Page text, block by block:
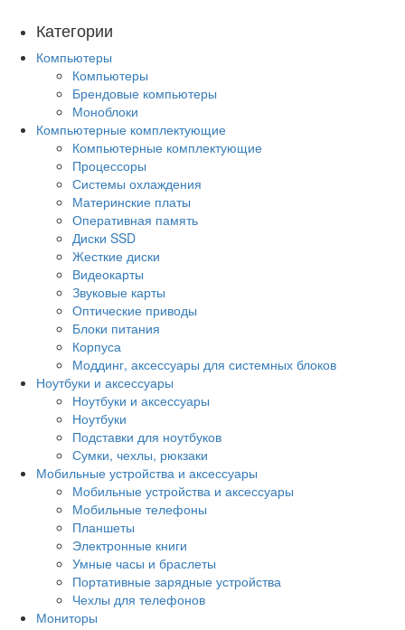
Категории
Компьютеры
Компьютеры
Брендовые компьютеры
Моноблоки
Компьютерные комплектующие
Компьютерные комплектующие
Процессоры
Системы охлаждения
Материнские платы
Оперативная память
Диски SSD
Жесткие диски
Видеокарты
Звуковые карты
Оптические приводы
Блоки питания
Корпуса
Моддинг, аксессуары для системных блоков
Ноутбуки и аксессуары
Ноутбуки и аксессуары
Ноутбуки
Подставки для ноутбуков
Сумки, чехлы, рюкзаки
Мобильные устройства и аксессуары
Мобильные устройства и аксессуары
Мобильные телефоны
Планшеты
Электронные книги
Умные часы и браслеты
Портативные зарядные устройства
Чехлы для телефонов
Мониторы